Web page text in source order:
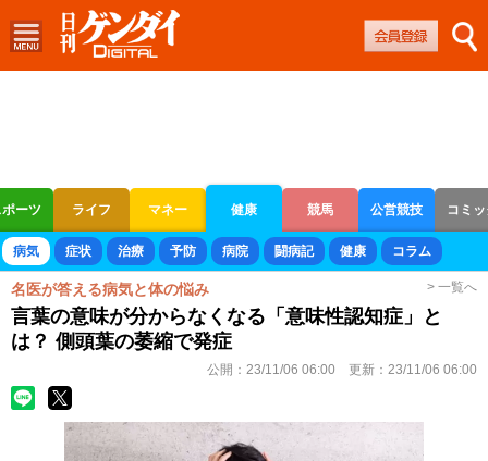
ーツ ライフ マネー 健康 競馬 公営競技 コミ
ボートレース 競輪 オートレース
病気 症状 治療 予防 病院 闘病記 健康 コラム
名医が答える病気と体の悩み > 一覧へ
言葉の意味が分からなくなる「意味性認知症」と
は？ 側頭葉の萎縮で発症
公開： 23/11/06 06:00 更新： 23/11/06 06:00